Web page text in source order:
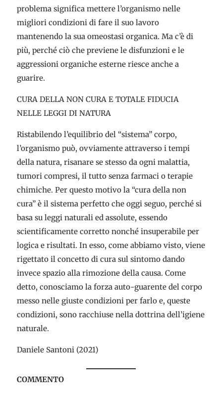
problema significa mettere l’organismo nelle
migliori condizioni di fare il suo lavoro
mantenendo la sua omeostasi organica. Ma c’è di
più, perché ciò che previene le disfunzioni e le
aggressioni organiche esterne riesce anche a
guarire.
CURA DELLA NON CURA E TOTALE FIDUCIA
NELLE LEGGI DI NATURA
Ristabilendo l’equilibrio del “sistema” corpo,
l’organismo può, ovviamente attraverso i tempi
della natura, risanare se stesso da ogni malattia,
tumori compresi, il tutto senza farmaci o terapie
chimiche. Per questo motivo la “cura della non
cura” è il sistema perfetto che oggi seguo, perché si
basa su leggi naturali ed assolute, essendo
scientificamente corretto nonché insuperabile per
logica e risultati. In esso, come abbiamo visto, viene
rigettato il concetto di cura sul sintomo dando
invece spazio alla rimozione della causa. Come
detto, conosciamo la forza auto-guarente del corpo
messo nelle giuste condizioni per farlo e, queste
condizioni, sono racchiuse nella dottrina dell’igiene
naturale.
Daniele Santoni (2021)
COMMENTO